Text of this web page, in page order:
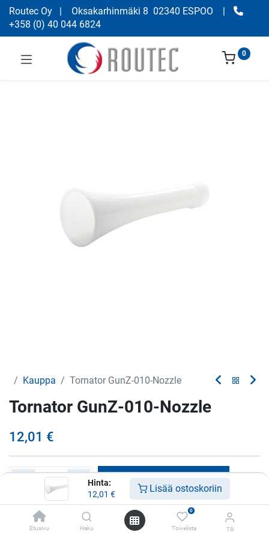
Hinta:
12,01 € Lisää ostoskoriin
Etusivu Haku
0
Toivelista Tili
Routec Oy | Oksakarhinmäki 8 02340 ESPOO
|
+358 (0) 40 044 6824
0
Kauppa Tornator GunZ-010-Nozzle
Tornator GunZ-010-Nozzle
12,01 €
Lisää ostoskoriin
Lisää toivelistalle